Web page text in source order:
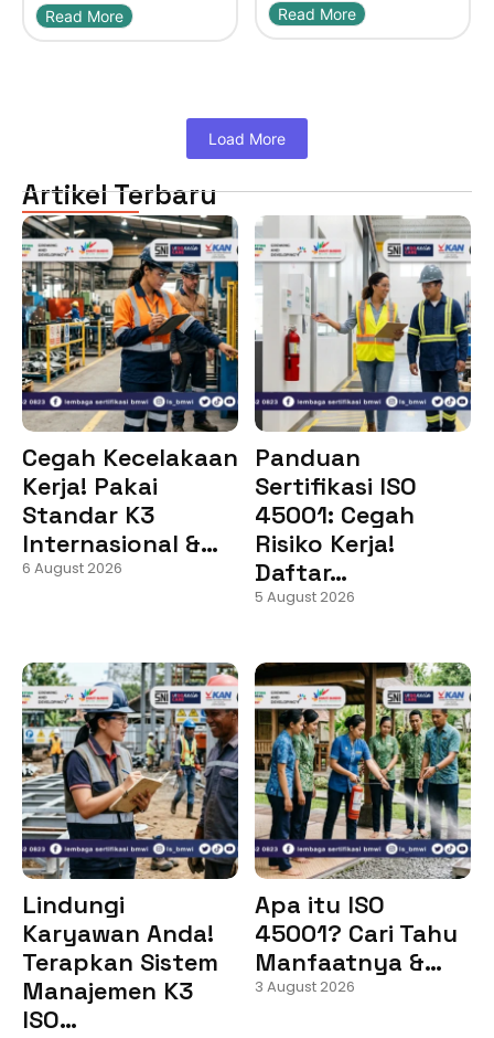
Read More
Read More
Load More
Artikel Terbaru
Cegah Kecelakaan
Kerja! Pakai
Standar K3
Internasional &…
6 August 2026
Panduan
Sertifikasi ISO
45001: Cegah
Risiko Kerja!
Daftar…
5 August 2026
Lindungi
Karyawan Anda!
Terapkan Sistem
Manajemen K3
ISO…
Apa itu ISO
45001? Cari Tahu
Manfaatnya &…
3 August 2026